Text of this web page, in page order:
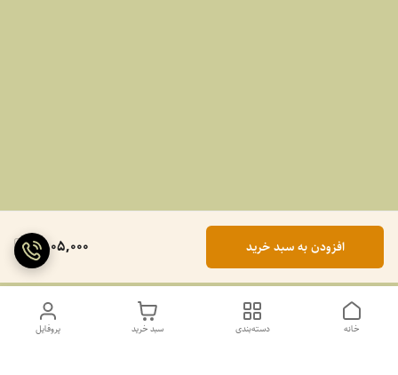
1,805,000 افزودن به سبد خرید
پروفایل سبد خرید دسته‌بندی خانه